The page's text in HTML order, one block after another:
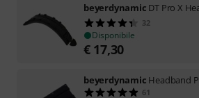
beyerdynamic DT Pro X
32
Disponibile
€ 17,30
beyerdynamic Headband
61